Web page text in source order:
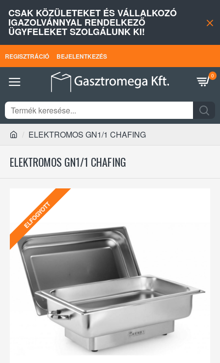
CSAK KÖZÜLETEKET ÉS VÁLLALKOZÓ
IGAZOLVÁNNYAL RENDELKEZŐ
ÜGYFELEKET SZOLGÁLUNK KI!
REGISZTRÁCIÓ BEJELENTKEZÉS
0
ELEKTROMOS GN1/1 CHAFING
ELEKTROMOS GN1/1 CHAFING
ELFOGYOTT